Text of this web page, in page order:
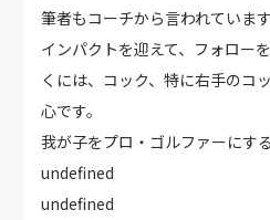
筆者もコーチから言われていま
インパクトを迎えて、フォロー
くには、コック、特に右手のコ
心です。
我が子をプロ・ゴルファーにす
undefined
undefined